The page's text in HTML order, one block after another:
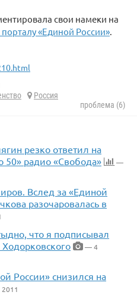
свои намеки на
«Единой России».
Россия
проблема (6)
резко ответил на
50» радио «Свобода»
—
Вслед за «Единой
разочаровалась в
что я подписывал
— 4
России» снизился на